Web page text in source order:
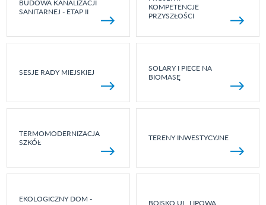
BUDOWA KANALIZACJI
SANITARNEJ - ETAP II
KOMPETENCJE
PRZYSZŁOŚCI
SESJE RADY MIEJSKIEJ
SOLARY I PIECE NA
BIOMASĘ
TERMOMODERNIZACJA
SZKÓŁ
TERENY INWESTYCYJNE
EKOLOGICZNY DOM -
BOISKO UL. LIPOWA